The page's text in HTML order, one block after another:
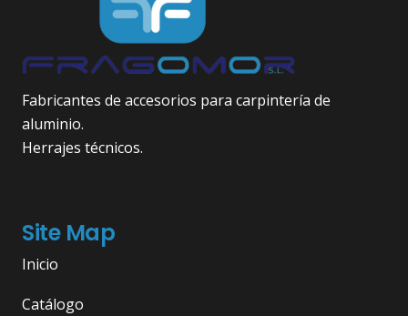
Fabricantes de accesorios para carpintería de
aluminio.
Herrajes técnicos.
Site Map
Inicio
Catálogo